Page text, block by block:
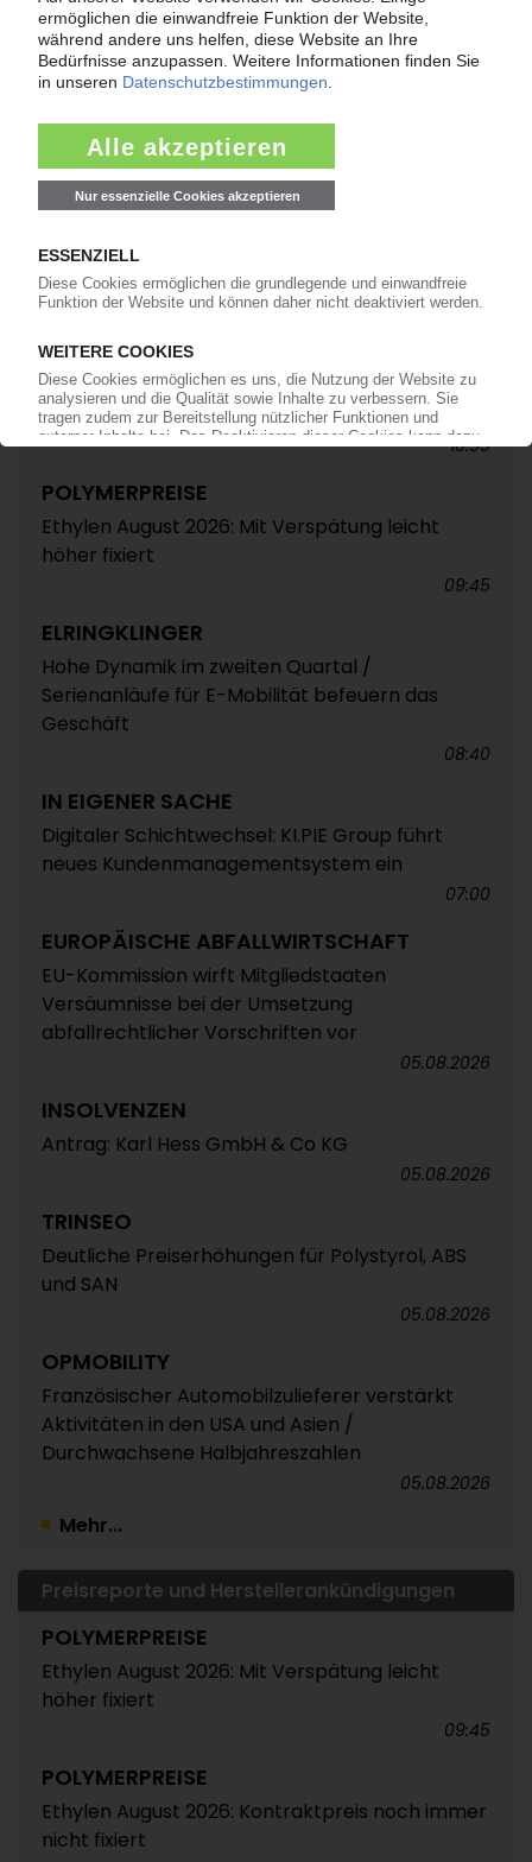
Zur Themenseite...
HEXPOL
Elastomer-Spezialist kauft italienischen PVC-
Compoundeur Vipa Group / Rückläufige
Halbjahresergebnisse trotz besserem zweiten
Quartal
12:52
VEOLIA
Französischer Entsorgungskonzern baut PET-
Recycling in Spanien deutlich aus
10:55
POLYMERPREISE
Ethylen August 2026: Mit Verspätung leicht
höher fixiert
09:45
ELRINGKLINGER
Hohe Dynamik im zweiten Quartal /
Serienanläufe für E-Mobilität befeuern das
Geschäft
08:40
IN EIGENER SACHE
Digitaler Schichtwechsel: KI.PIE Group führt
neues Kundenmanagementsystem ein
07:00
EUROPÄISCHE ABFALLWIRTSCHAFT
EU-Kommission wirft Mitgliedstaaten
Versäumnisse bei der Umsetzung
abfallrechtlicher Vorschriften vor
05.08.2026
INSOLVENZEN
Antrag: Karl Hess GmbH & Co KG
05.08.2026
TRINSEO
Deutliche Preiserhöhungen für Polystyrol, ABS
und SAN
05.08.2026
OPMOBILITY
Französischer Automobilzulieferer verstärkt
Aktivitäten in den USA und Asien /
Durchwachsene Halbjahreszahlen
05.08.2026
Mehr...
Preisreporte und Herstellerankündigungen
POLYMERPREISE
Ethylen August 2026: Mit Verspätung leicht
höher fixiert
09:45
POLYMERPREISE
Ethylen August 2026: Kontraktpreis noch immer
nicht fixiert